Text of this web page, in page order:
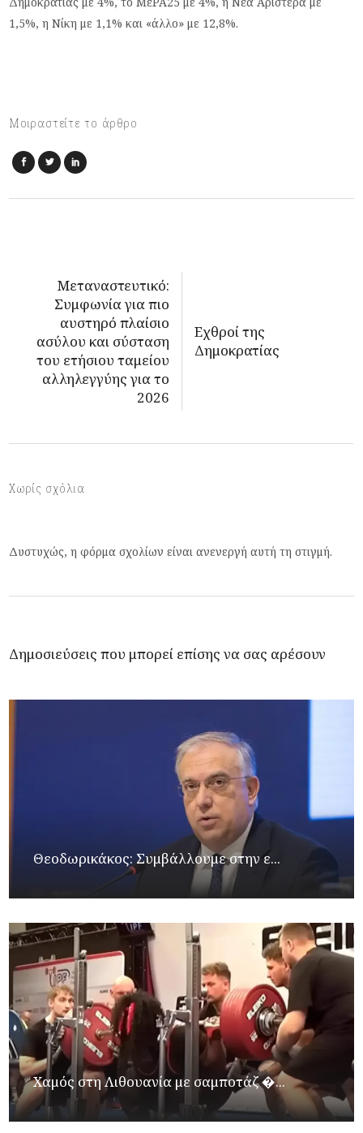
1,5%, η Νίκη με 1,1% και «άλλο» με 12,8%.
Μοιραστείτε το άρθρο
Μεταναστευτικό:
Συμφωνία για πιο
αυστηρό πλαίσιο
ασύλου και σύσταση
του ετήσιου ταμείου
αλληλεγγύης για το
2026
Εχθροί της
Δημοκρατίας
Χωρίς σχόλια
Δυστυχώς, η φόρμα σχολίων είναι ανενεργή αυτή τη στιγμή.
Δημοσιεύσεις που μπορεί επίσης να σας αρέσουν
Θεοδωρικάκος: Συμβάλλουμε στην ε...
Χαμός στη Λιθουανία με σαμποτάζ �...